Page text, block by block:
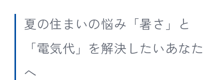
夏の住まいの悩み「暑さ」と
「電気代」を解決したいあなた
へ